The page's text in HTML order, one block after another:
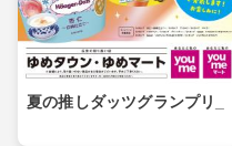
夏の推しダッツグランプリ_